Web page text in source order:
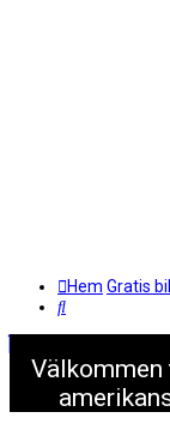
Hem Gratis
Sök